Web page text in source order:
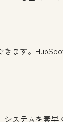
ます。
ステムを素